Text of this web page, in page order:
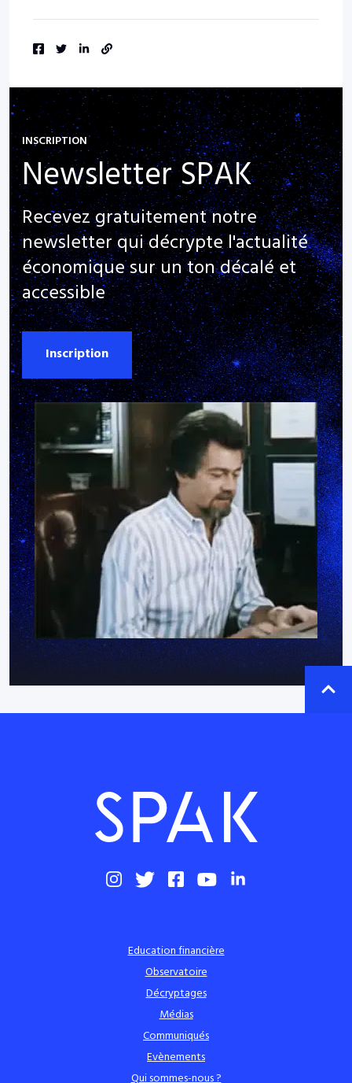
INSCRIPTION
Newsletter SPAK
Recevez gratuitement notre
newsletter qui décrypte l'actualité
économique sur un ton décalé et
accessible
Inscription
Education financière
Observatoire
Décryptages
Médias
Communiqués
Evènements